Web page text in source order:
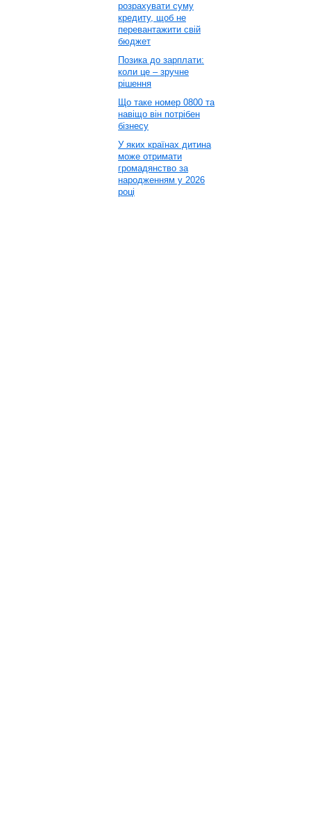
розрахувати суму
кредиту, щоб не
перевантажити свій
бюджет
Позика до зарплати:
коли це – зручне
рішення
Що таке номер 0800 та
навіщо він потрібен
бізнесу
У яких країнах дитина
може отримати
громадянство за
народженням у 2026
році